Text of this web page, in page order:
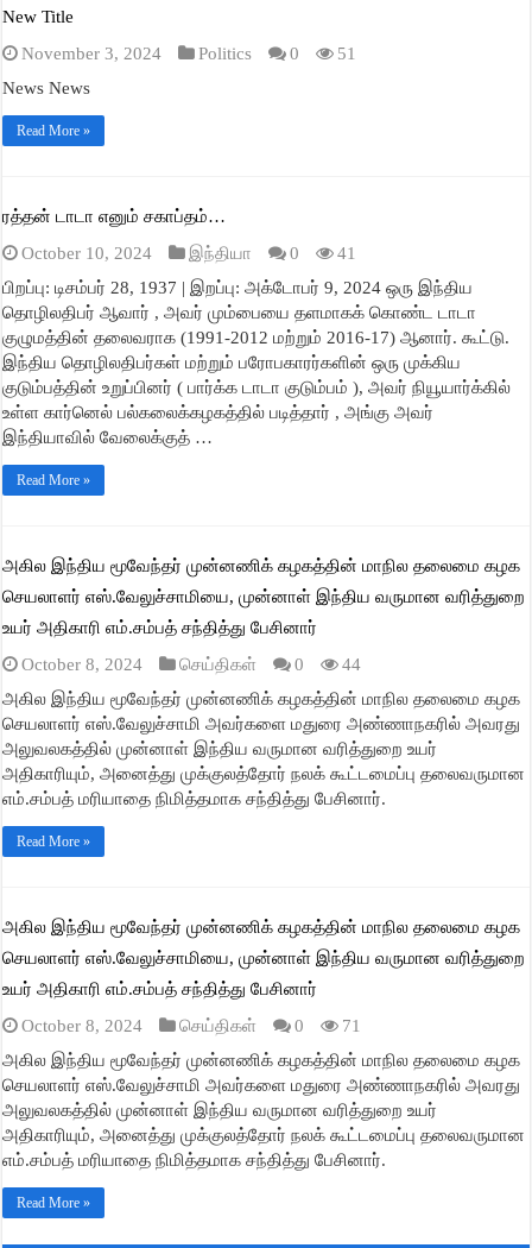
New Title
November 3, 2024
Politics 0
51
News News
Read More »
ரத்தன் டாடா எனும் சகாப்தம்…
October 10, 2024
இந்தியா 0
41
பிறப்பு: டிசம்பர் 28, 1937 | இறப்பு: அக்டோபர் 9, 2024 ஒரு இந்திய
தொழிலதிபர் ஆவார் , அவர் மும்பையை தளமாகக் கொண்ட டாடா
குழுமத்தின் தலைவராக (1991-2012 மற்றும் 2016-17) ஆனார். கூட்டு.
இந்திய தொழிலதிபர்கள் மற்றும் பரோபகாரர்களின் ஒரு முக்கிய
குடும்பத்தின் உறுப்பினர் ( பார்க்க டாடா குடும்பம் ), அவர் நியூயார்க்கில்
உள்ள கார்னெல் பல்கலைக்கழகத்தில் படித்தார் , அங்கு அவர்
இந்தியாவில் வேலைக்குத் …
Read More »
அகில இந்திய மூவேந்தர் முன்னணிக் கழகத்தின் மாநில தலைமை கழக
செயலாளர் எஸ்.வேலுச்சாமியை, முன்னாள் இந்திய வருமான வரித்துறை
உயர் அதிகாரி எம்.சம்பத் சந்தித்து பேசினார்
October 8, 2024
செய்திகள் 0
44
அகில இந்திய மூவேந்தர் முன்னணிக் கழகத்தின் மாநில தலைமை கழக
செயலாளர் எஸ்.வேலுச்சாமி அவர்களை மதுரை அண்ணாநகரில் அவரது
அலுவலகத்தில் முன்னாள் இந்திய வருமான வரித்துறை உயர்
அதிகாரியும், அனைத்து முக்குலத்தோர் நலக் கூட்டமைப்பு தலைவருமான
எம்.சம்பத் மரியாதை நிமித்தமாக சந்தித்து பேசினார்.
Read More »
அகில இந்திய மூவேந்தர் முன்னணிக் கழகத்தின் மாநில தலைமை கழக
செயலாளர் எஸ்.வேலுச்சாமியை, முன்னாள் இந்திய வருமான வரித்துறை
உயர் அதிகாரி எம்.சம்பத் சந்தித்து பேசினார்
October 8, 2024
செய்திகள் 0
71
அகில இந்திய மூவேந்தர் முன்னணிக் கழகத்தின் மாநில தலைமை கழக
செயலாளர் எஸ்.வேலுச்சாமி அவர்களை மதுரை அண்ணாநகரில் அவரது
அலுவலகத்தில் முன்னாள் இந்திய வருமான வரித்துறை உயர்
அதிகாரியும், அனைத்து முக்குலத்தோர் நலக் கூட்டமைப்பு தலைவருமான
எம்.சம்பத் மரியாதை நிமித்தமாக சந்தித்து பேசினார்.
Read More »